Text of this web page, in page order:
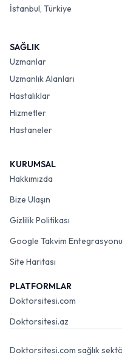
İstanbul, Türkiye
SAĞLIK
Uzmanlar
Uzmanlık Alanları
Hastalıklar
Hizmetler
Hastaneler
KURUMSAL
Hakkımızda
Bize Ulaşın
Gizlilik Politikası
Google Takvim Entegrasyonu
Site Haritası
PLATFORMLAR
Doktorsitesi.com
Doktorsitesi.az
Doktorsitesi.com sağlık